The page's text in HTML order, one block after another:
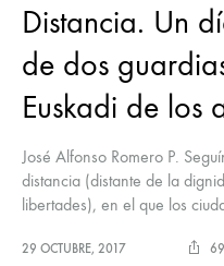
Distancia. Un
de dos
Euskadi de los
José Alfonso Romero P.
distancia (distante de la
libertades), en el que los
29 OCTUBRE, 2017